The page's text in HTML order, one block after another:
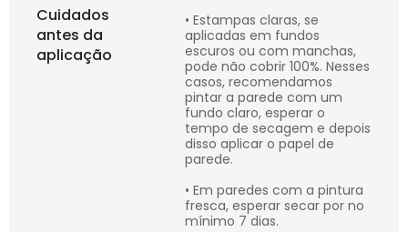
Cuidados
antes da
aplicação
• Estampas claras, se
aplicadas em fundos
escuros ou com manchas,
pode não cobrir 100%. Nesses
casos, recomendamos
pintar a parede com um
fundo claro, esperar o
tempo de secagem e depois
disso aplicar o papel de
parede.
• Em paredes com a pintura
fresca, esperar secar por no
mínimo 7 dias.